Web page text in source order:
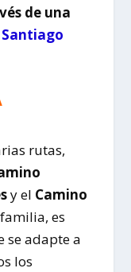
de una
rutas,
y el Camino
es
se adapte a
los